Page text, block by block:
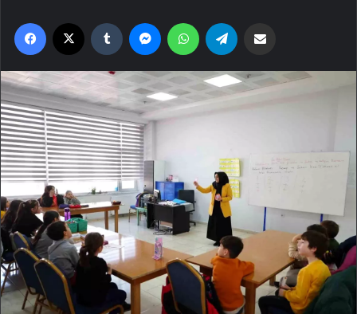
Facebook Tumblr MessengerWhatsApp